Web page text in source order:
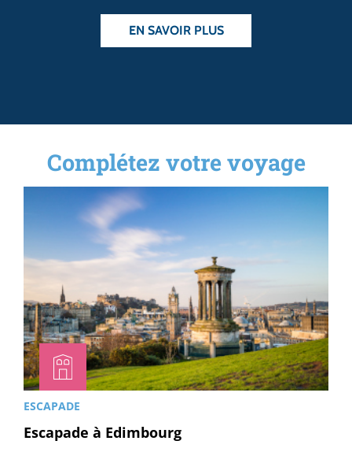
EN SAVOIR PLUS
Complétez votre voyage
ESCAPADE
Escapade à Edimbourg